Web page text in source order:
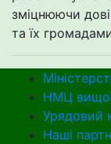
зміцнюючи
та їх
НМЦ вищої
Урядовий
Наші